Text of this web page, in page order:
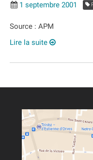
1 septembre 2001
Source : APM
Lire la suite